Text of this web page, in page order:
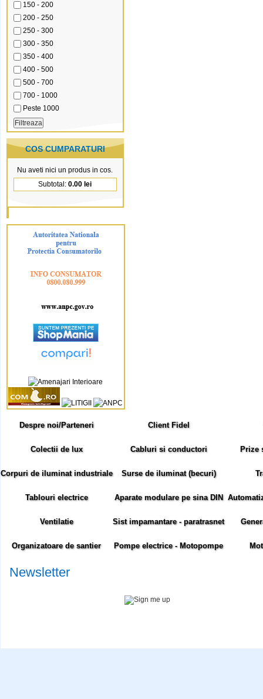
150 - 200
200 - 250
250 - 300
300 - 350
350 - 400
400 - 500
500 - 700
700 - 1000
Peste 1000
COS CUMPARATURI
Nu aveti nici un produs in cos.
Subtotal: 0.00 lei
Despre noi/Parteneri Client Fidel
Colectii de lux Cabluri si conductori Prize
Corpuri de iluminat industriale Surse de iluminat (becuri)
Tablouri electrice Aparate modulare pe sina DIN
Ventilatie Sist impamantare - paratrasnet
Organizatoare de santier Pompe electrice - Motopompe
Newsletter